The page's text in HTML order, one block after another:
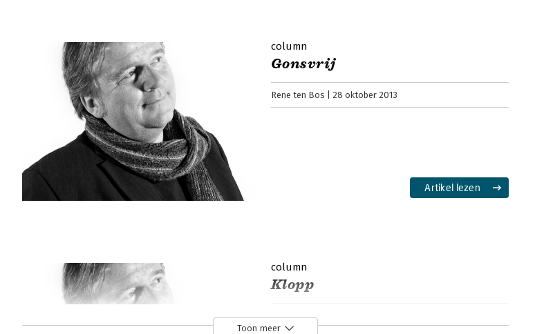
column
Gonsvrij
Rene ten Bos 28 oktober 2013
Artikel lezen
column
Klopp
Rene ten Bos
Toon meer